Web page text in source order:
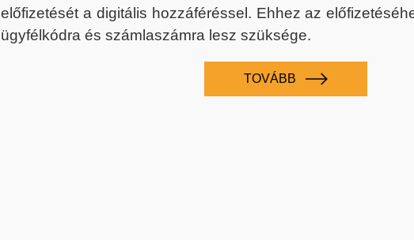
előfizetését a digitális hozzáféréssel. Ehhez az
ügyfélkódra és számlaszámra lesz szüksége.
TOVÁBB